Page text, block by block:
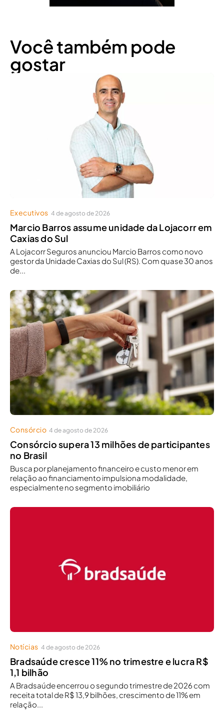
Você também pode
gostar
Executivos 4 de agosto de 2026
Marcio Barros assume unidade da Lojacorr em
Caxias do Sul
A Lojacorr Seguros anunciou Marcio Barros como novo
gestor da Unidade Caxias do Sul (RS). Com quase 30 anos
de...
Consórcio 4 de agosto de 2026
Consórcio supera 13 milhões de participantes
no Brasil
Busca por planejamento financeiro e custo menor em
relação ao financiamento impulsiona modalidade,
especialmente no segmento imobiliário
Notícias 4 de agosto de 2026
Bradsaúde cresce 11% no trimestre e lucra R$
1,1 bilhão
A Bradsaúde encerrou o segundo trimestre de 2026 com
receita total de R$ 13,9 bilhões, crescimento de 11% em
relação...